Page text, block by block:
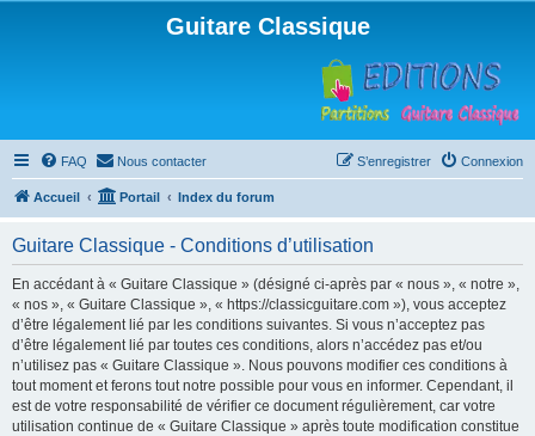
Guitare Classique
FAQ Nous contacter Connexion
S’enregistrer
Accueil Portail Index du forum
Guitare Classique - Conditions d’utilisation
En accédant à « Guitare Classique » (désigné ci-après par « nous », « notre »,
« nos », « Guitare Classique », « https://classicguitare.com »), vous acceptez
d’être légalement lié par les conditions suivantes. Si vous n’acceptez pas
d’être légalement lié par toutes ces conditions, alors n’accédez pas et/ou
n’utilisez pas « Guitare Classique ». Nous pouvons modifier ces conditions à
tout moment et ferons tout notre possible pour vous en informer. Cependant, il
est de votre responsabilité de vérifier ce document régulièrement, car votre
utilisation continue de « Guitare Classique » après toute modification constitue